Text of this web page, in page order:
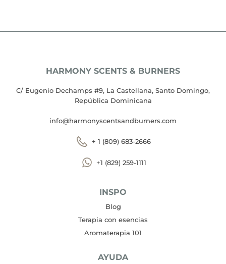
HARMONY SCENTS & BURNERS
C/ Eugenio Dechamps #9, La Castellana, Santo Domingo,
República Dominicana
info@harmonyscentsandburners.com
+ 1 (809) 683-2666
+1 (829) 259-1111
INSPO
Blog
Terapia con esencias
Aromaterapia 101
AYUDA